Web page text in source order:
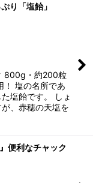
り「塩飴」
800g・約200粒
！ 塩の名所であ
塩飴です。 しょ
、赤穂の天塩を
便利なチャック